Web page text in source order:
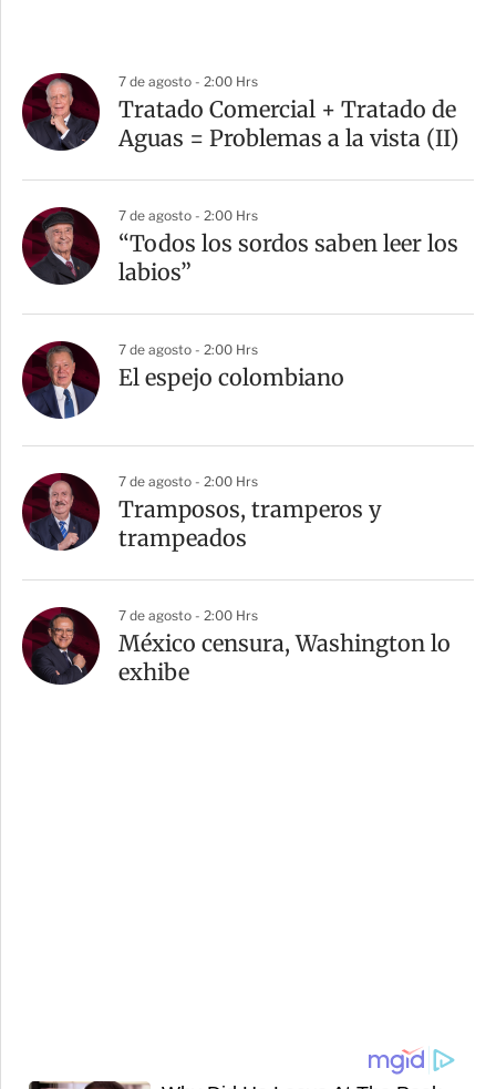
7 de agosto - 2:00 Hrs
Tratado Comercial + Tratado de
Aguas = Problemas a la vista (II)
7 de agosto - 2:00 Hrs
“Todos los sordos saben leer los
labios”
7 de agosto - 2:00 Hrs
El espejo colombiano
7 de agosto - 2:00 Hrs
Tramposos, tramperos y
trampeados
7 de agosto - 2:00 Hrs
México censura, Washington lo
exhibe